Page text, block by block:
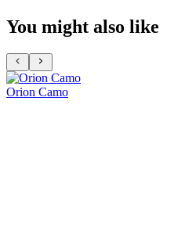
You might also like
Orion Camo